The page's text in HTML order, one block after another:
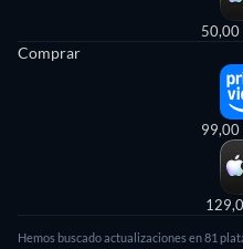
50,00
Comprar
99,00
Hemos buscado actualizaciones en 81